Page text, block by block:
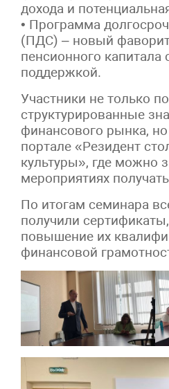
дохода и
• Программа
(ПДС) – новый
пенсионного капитала
поддержкой.
Участники не только
структурированные
финансового рынка,
портале «Резидент
культуры», где можно
мероприятиях
По итогам семинара
получили
повышение их
финансовой